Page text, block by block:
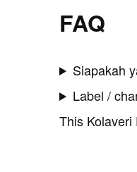
FAQ
Siapakah
Label /
This Kolaveri